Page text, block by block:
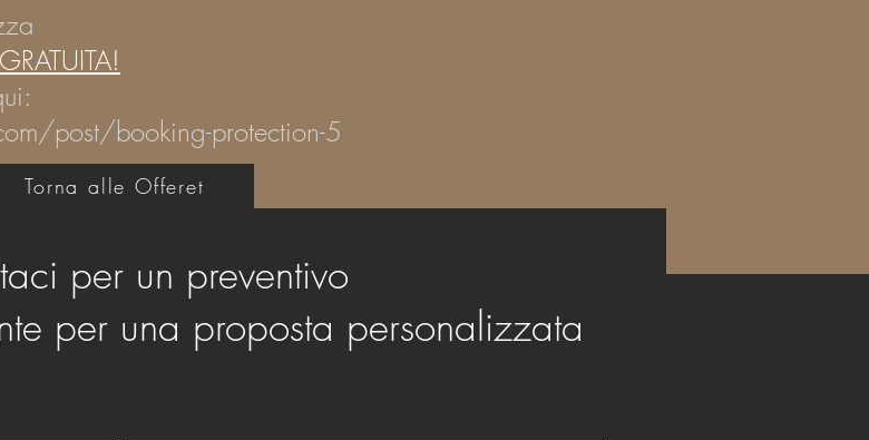
post/booking-protection-5
Torna alle Offeret
per un preventivo
per una proposta personalizzata